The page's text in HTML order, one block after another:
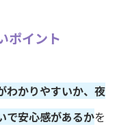
ポイント
わかりやすいか、夜
で安心感があるかを